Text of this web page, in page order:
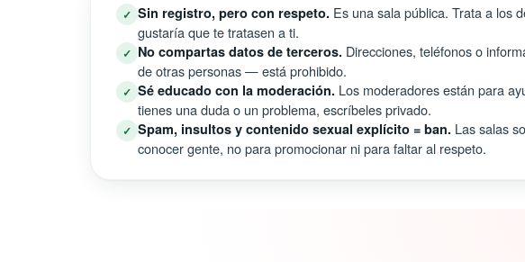
✓ Sin registro, pero con respeto. Es una sala pública. Trata a los
gustaría que te tratasen a ti.
✓ No compartas datos de terceros. Direcciones, teléfonos o
de otras personas — está prohibido.
✓ Sé educado con la moderación. Los moderadores están para
tienes una duda o un problema, escríbeles privado.
✓ Spam, insultos y contenido sexual explícito = ban. Las salas
conocer gente, no para promocionar ni para faltar al respeto.